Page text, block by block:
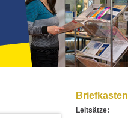
Briefkasten
Leitsätze: